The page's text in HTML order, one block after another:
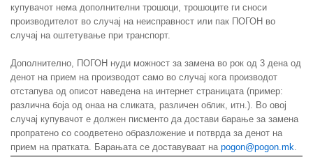
купувачот нема дополнителни трошоци, трошоците ги сноси
производителот во случај на неисправност или пак ПОГОН во
случај на оштетување при транспорт.
Дополнително, ПОГОН нуди можност за замена во рок од 3 дена од
денот на прием на производот само во случај кога производот
отстапува од описот наведена на интернет страницата (пример:
различна боја од онаа на сликата, различен облик, итн.). Во овој
случај купувачот е должен писменто да достави барање за замена
пропратено со соодветено образложение и потврда за денот на
прием на пратката. Барањата се доставуваат на pogon@pogon.mk.